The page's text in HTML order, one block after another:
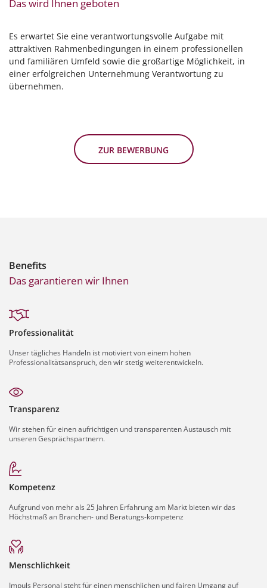
Das wird Ihnen geboten
Es erwartet Sie eine verantwortungsvolle Aufgabe mit
attraktiven Rahmenbedingungen in einem professionellen
und familiären Umfeld sowie die großartige Möglichkeit, in
einer erfolgreichen Unternehmung Verantwortung zu
übernehmen.
ZUR BEWERBUNG
Benefits
Das garantieren wir Ihnen
Professionalität
Unser tägliches Handeln ist motiviert von einem hohen
Professionalitätsanspruch, den wir stetig weiterentwickeln.
Transparenz
Wir stehen für einen aufrichtigen und transparenten Austausch mit
unseren Gesprächspartnern.
Kompetenz
Aufgrund von mehr als 25 Jahren Erfahrung am Markt bieten wir das
Höchstmaß an Branchen- und Beratungs-kompetenz
Menschlichkeit
Impuls Personal steht für einen menschlichen und fairen Umgang auf